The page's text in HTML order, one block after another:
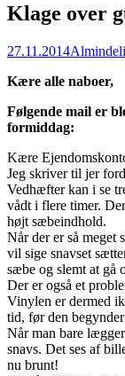
Klage over
27.11.2014
Kære alle naboer,
Følgende mail er
formiddag:
Kære
Jeg skriver til jer
Vedhæfter kan i se
vådt i flere timer.
højt sæbeindhold.
Når der er så meget
vil sige snavset
sæbe og slemt at gå
Der er også et
Vinylen er dermed
tid, før den
Når man bare
snavs. Det ses af
nu brunt!